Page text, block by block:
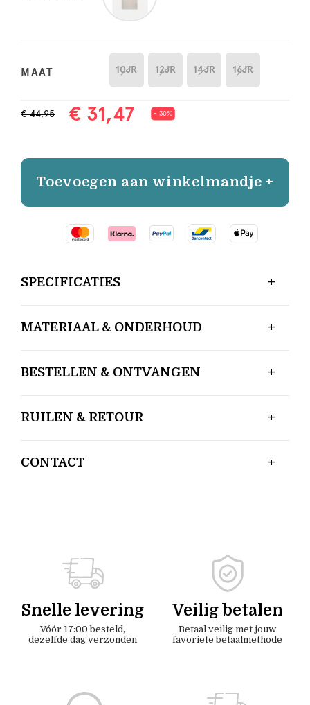
MAAT 10JR 12JR 14JR 16JR
€ 44,95 € 31,47 - 30%
Toevoegen aan winkelmandje +
SPECIFICATIES
MATERIAAL & ONDERHOUD
BESTELLEN & ONTVANGEN
RUILEN & RETOUR
CONTACT
Snelle levering
Vóór 17:00 besteld,
dezelfde dag verzonden
Veilig betalen
Betaal veilig met jouw
favoriete betaalmethode